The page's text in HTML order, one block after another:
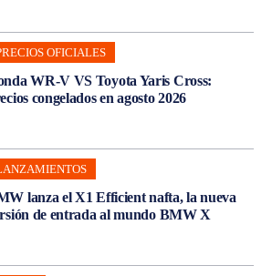
OFICIALES
WR-V VS Toyota Yaris Cross:
congelados en agosto 2026
lanza el X1 Efficient nafta, la nueva
de entrada al mundo BMW X